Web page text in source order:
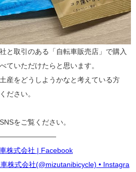
と取引のある「自転車販売店」で購入
ていただけたらと思います。
産をどうしようかなと考えている方
ださい。
をご覧ください。
株式会社 | Facebook
株式会社(@mizutanibicycle) • Instagra